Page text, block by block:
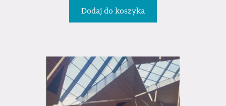
Dodaj do koszyka